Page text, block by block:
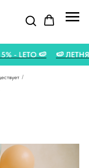
5% - LETO 🍉 🍉
/